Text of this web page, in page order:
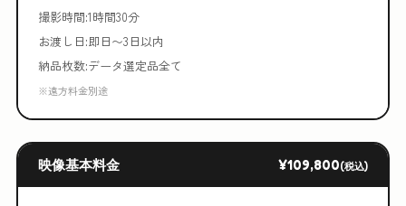
撮影時間:1時間30分
お渡し日:即日〜3日以内
納品枚数:データ選定品全て
※遠方料金別途
映像基本料金 ¥109,800(税込)